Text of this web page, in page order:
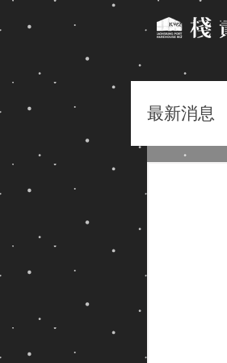
最新消息